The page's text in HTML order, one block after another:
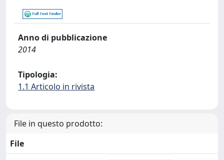
Anno di pubblicazione
2014
Tipologia:
1.1 Articolo in rivista
File in questo prodotto:
File